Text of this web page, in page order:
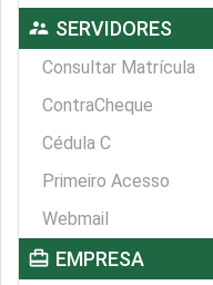
supervisor_account SERVIDORES
Consultar Matrícula
ContraCheque
Cédula C
Primeiro Acesso
Webmail
card_travel EMPRESA